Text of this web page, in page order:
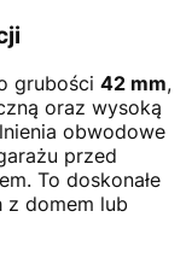
grubości 42 mm,
oraz wysoką
obwodowe
przed
To doskonałe
z domem lub